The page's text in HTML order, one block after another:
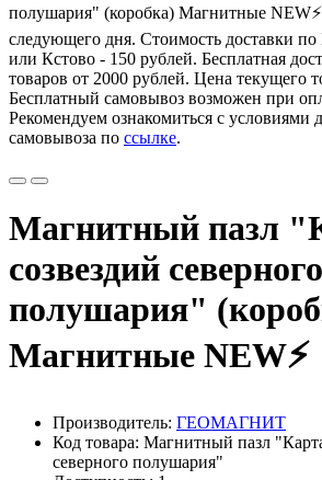
полушария" (коробка) Магнитные NEW⚡
следующего дня. Стоимость доставки
или Кстово - 150 рублей. Бесплатная
товаров от 2000 рублей. Цена текущего
Бесплатный самовывоз возможен при
Рекомендуем ознакомиться с условиями
самовывоза по ссылке.
Магнитный пазл
созвездий северного
полушария"
Магнитные NEW⚡
Производитель: ГЕОМАГНИТ
Код товара: Магнитный пазл
северного полушария"